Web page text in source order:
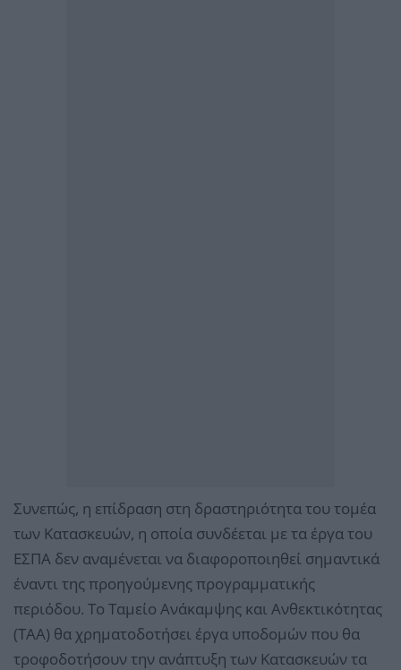
Συνεπώς, η επίδραση στη δραστηριότητα του τομέα
των Κατασκευών, η οποία συνδέεται με τα έργα του
ΕΣΠΑ δεν αναμένεται να διαφοροποιηθεί σημαντικά
έναντι της προηγούμενης προγραμματικής
περιόδου. Το Ταμείο Ανάκαμψης και Ανθεκτικότητας
(ΤΑΑ) θα χρηματοδοτήσει έργα υποδομών που θα
τροφοδοτήσουν την ανάπτυξη των Κατασκευών τα